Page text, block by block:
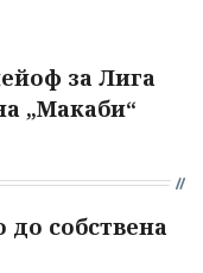
за Лига
„Макаби“
до собствена